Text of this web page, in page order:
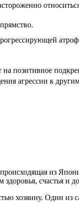
на позитивное
агрессии к
из
счастья и
хозяину. Один